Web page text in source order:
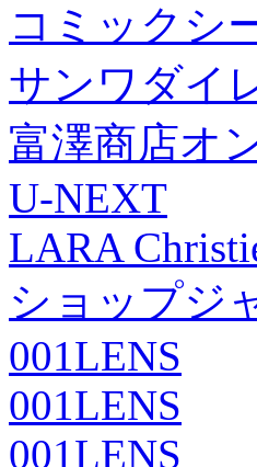
コミックシ
サンワダイ
富澤商店オ
U-NEXT
LARA
ショップジ
001LENS
001LENS
001LENS